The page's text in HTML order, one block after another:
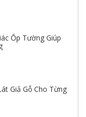
Ốp Tường Giúp
Giả Gỗ Cho Từng